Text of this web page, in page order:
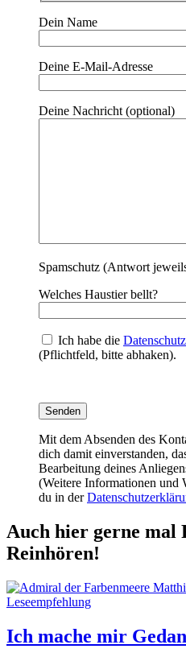
Dein Name
Deine E-Mail-Adresse
Deine Nachricht (optional)
Spamschutz (Antwort
Welches Haustier bellt?
Ich habe die
(Pflichtfeld, bitte abhaken).
Mit dem Absenden des
dich damit einverstanden,
Bearbeitung deines
(Weitere Informationen und
du in der
Auch hier gerne mal
Reinhören!
Leseempfehlung
Ich mache mir